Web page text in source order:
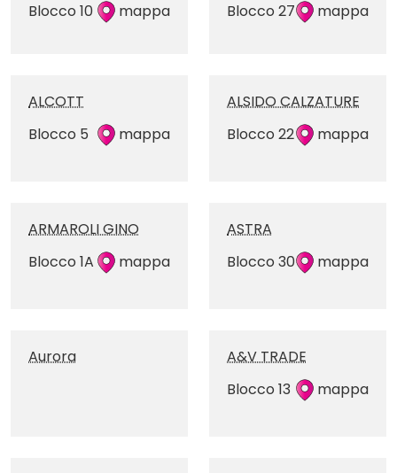
Blocco 10
mappa
Blocco 27
mappa
ALCOTT
Blocco 5
mappa
ALSIDO CALZATURE
Blocco 22
mappa
ARMAROLI GINO
Blocco 1A
mappa
ASTRA
Blocco 30
mappa
Aurora
A&V TRADE
Blocco 13
mappa